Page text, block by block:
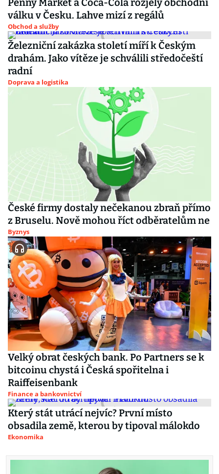
Penny Market a Coca-Cola rozjely obchodní
válku v Česku. Lahve mizí z regálů
Obchod a služby
Železniční zakázka století míří k Českým
drahám. Jako vítěze je schválili středočeští
radní
Doprava a logistika
České firmy dostaly nečekanou zbraň přímo
z Bruselu. Nově mohou říct odběratelům ne
Byznys
Velký obrat českých bank. Po Partners se k
bitcoinu chystá i Česká spořitelna i
Raiffeisenbank
Finance a bankovnictví
Který stát utrácí nejvíc? První místo
obsadila země, kterou by tipoval málokdo
Ekonomika